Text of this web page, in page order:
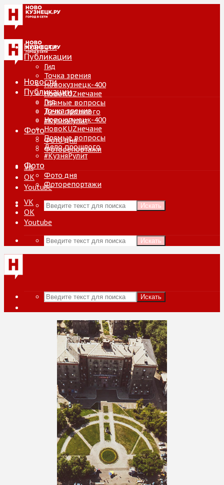
Новости
Публикации
Гид
Точка зрения
Новокузнецк-400
НовоKUZнечане
Прямые вопросы
Дело прошлого
#КузняРулит
Фото
Фото дня
Фоторепортажи
VK
ОК
Youtube
Искать
Новости
Публикации
Гид
Точка зрения
Новокузнецк-400
НовоKUZнечане
Прямые вопросы
Дело прошлого
#КузняРулит
Фото
Фото дня
Фоторепортажи
VK
ОК
Youtube
Искать
Искать